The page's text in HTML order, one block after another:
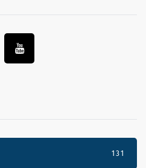
131